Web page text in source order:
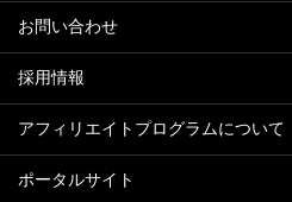
お問い合わせ
採用情報
アフィリエイトプログラムについて
ポータルサイト